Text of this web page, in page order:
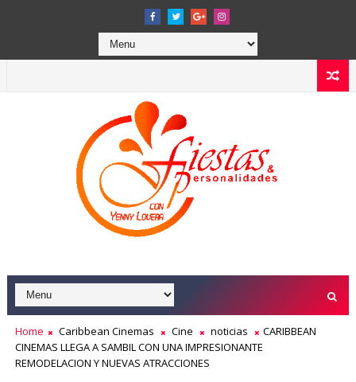
Home Caribbean Cinemas Cine noticias
CARIBBEAN
CINEMAS LLEGA A SAMBIL CON UNA IMPRESIONANTE
REMODELACION Y NUEVAS ATRACCIONES